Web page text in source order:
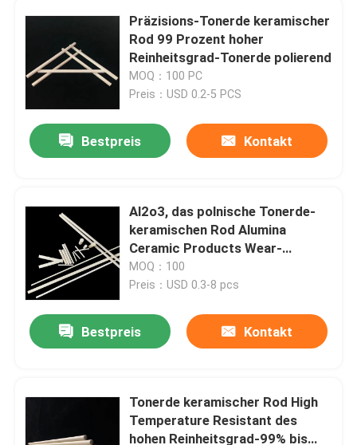
Haus
Videos
Präzisions-Tonerde keramischer
Rod 99 Prozent hoher
Reinheitsgrad-Tonerde polierend
MOQ：100 PC
Preis：USD 0.2-5 PCS
Bestpreis Kontakt
Al2o3, das polnische Tonerde-
keramischen Rod Alumina
Ceramic Products Wear-
Widerstand 99 beendet
MOQ：100
Preis：USD 0.3-8 pcs
Bestpreis Kontakt
Tonerde keramischer Rod High
Temperature Resistant des
hohen Reinheitsgrad-99% bis